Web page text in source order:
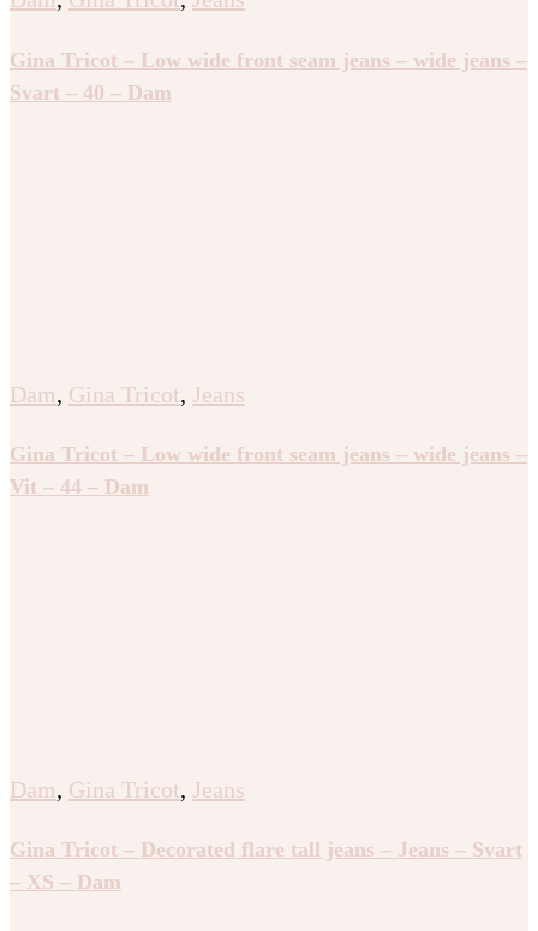
Gina Tricot – Low wide front seam jeans – wide jeans –
Svart – 40 – Dam
Dam, Gina Tricot, Jeans
Gina Tricot – Low wide front seam jeans – wide jeans –
Vit – 44 – Dam
Dam, Gina Tricot, Jeans
Gina Tricot – Decorated flare tall jeans – Jeans – Svart
– XS – Dam